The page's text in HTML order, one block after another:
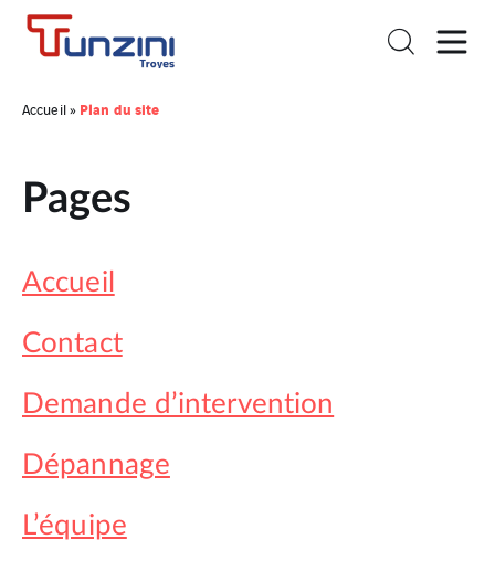
Accueil» Plan du site
Pages
Accueil
Contact
Demande d’intervention
Dépannage
L’équipe